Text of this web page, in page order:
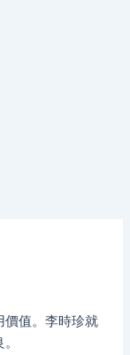
價值。李時珍就